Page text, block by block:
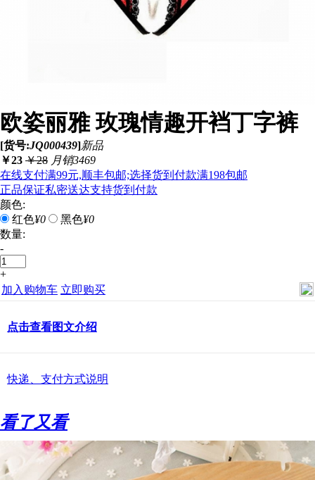
欧姿丽雅 玫瑰情趣开裆丁字裤
[货号:JQ000439]新品
￥23 ￥28 月销3469
在线支付满99元,顺丰包邮;选择货到付款满198包邮
正品保证私密送达支持货到付款
颜色:
红色¥0 黑色¥0
数量:
-
+
加入购物车 立即购买
点击查看图文介绍
快递、支付方式说明
看了又看